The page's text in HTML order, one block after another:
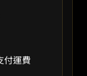
付運費